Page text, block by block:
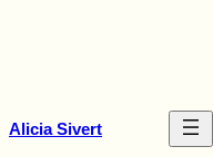
Alicia Sivert